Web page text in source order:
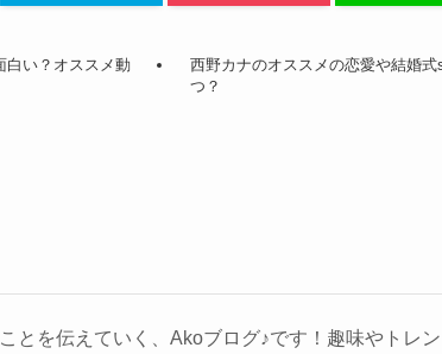
白い？オススメ動
西野カナのオススメの恋愛や結婚
つ？
とを伝えていく、Akoブログ♪です！趣味やトレ